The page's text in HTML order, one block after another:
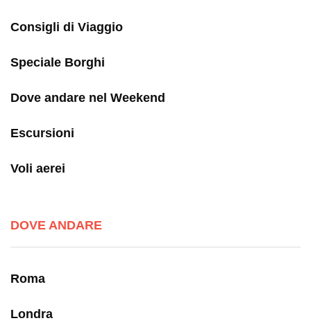
Consigli di Viaggio
Speciale Borghi
Dove andare nel Weekend
Escursioni
Voli aerei
DOVE ANDARE
Roma
Londra